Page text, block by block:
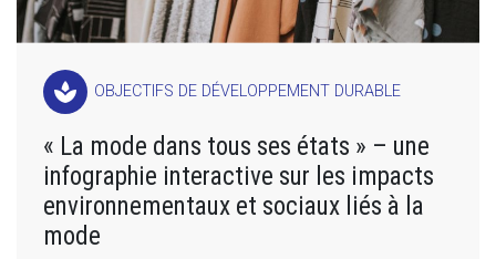
spa OBJECTIFS DE DÉVELOPPEMENT DURABLE
« La mode dans tous ses états » – une
infographie interactive sur les impacts
environnementaux et sociaux liés à la
mode